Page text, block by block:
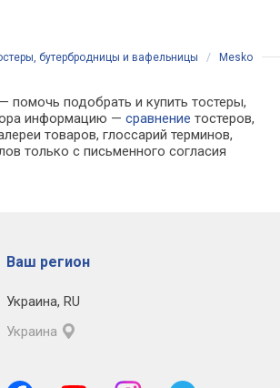
бутербродницы и вафельницы / Mesko
подобрать и купить тостеры,
информацию —сравнение тостеров,
товаров, глоссарий терминов,
только с письменного согласия
Ваш регион
Украина, RU
Украина